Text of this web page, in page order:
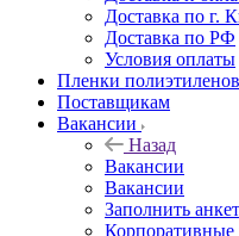
Доставка по г.
Доставка по РФ
Условия оплаты
Пленки
Поставщикам
Вакансии
Назад
Вакансии
Вакансии
Заполнить
Корпоративные